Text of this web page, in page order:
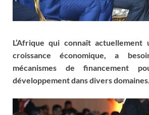
L’Afrique qui connaît actuellement
croissance économique, a
mécanismes de financement
développement dans divers domaines.